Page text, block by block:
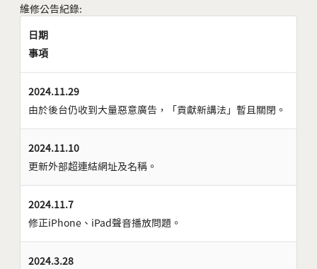
維修公告紀錄:
日期
事項
2024.11.29
由於後台仍收到大量惡意廣告，「貢獻新講法」暫且關閉。
2024.11.10
更新外部超連結網址及名稱。
2024.11.7
修正iPhone、iPad聲音播放問題。
2024.3.28